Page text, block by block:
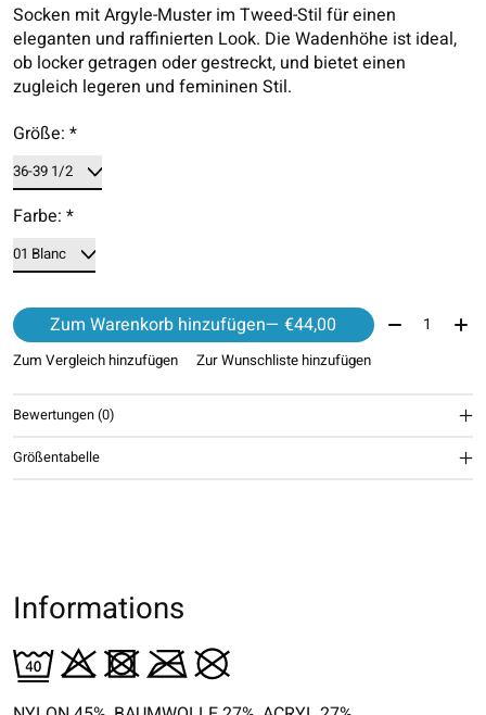
Socken mit Argyle-Muster im Tweed-Stil für einen
eleganten und raffinierten Look. Die Wadenhöhe ist ideal,
ob locker getragen oder gestreckt, und bietet einen
zugleich legeren und femininen Stil.
Größe: *
Farbe: *
Zum Warenkorb hinzufügen — €44,00 Menge:
Zum Vergleich hinzufügen Zur Wunschliste hinzufügen
Bewertungen (0)
Größentabelle
Informations